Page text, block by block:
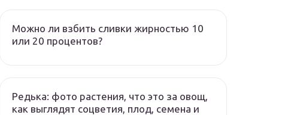
Можно ли взбить сливки жирностью 10
или 20 процентов?
Редька: фото растения, что это за овощ,
как выглядят соцветия, плод, семена и